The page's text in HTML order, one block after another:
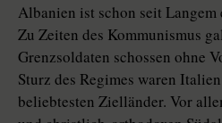
Albanien ist schon seit
Zu Zeiten des Kommunismus
Grenzsoldaten schossen ohne
Sturz des Regimes waren
beliebtesten Zielländer. Vor